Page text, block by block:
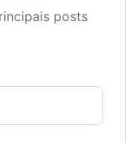
posts